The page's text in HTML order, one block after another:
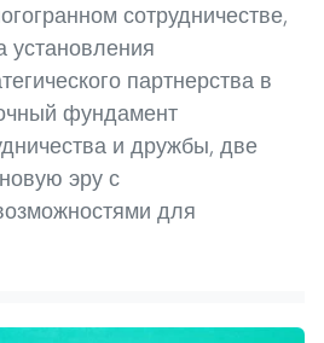
сотрудничестве,
установления
партнерства в
фундамент
и дружбы, две
эру с
для